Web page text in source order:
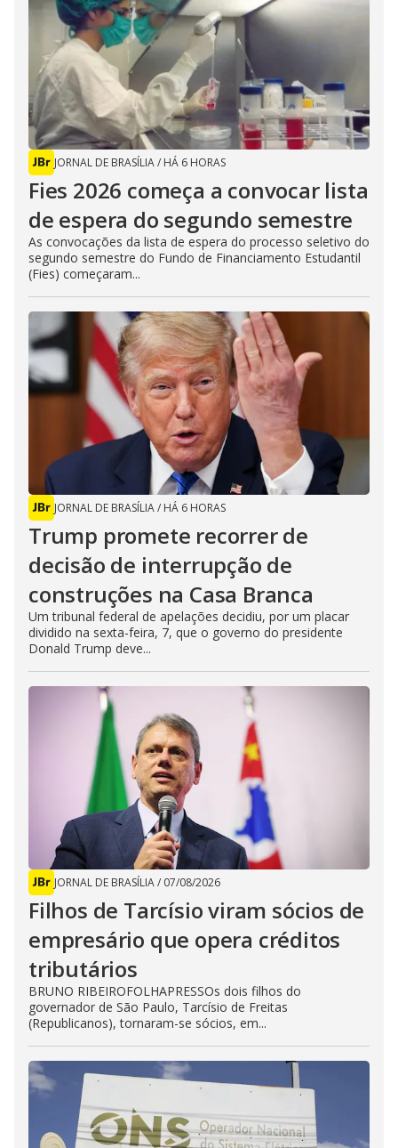
JORNAL DE BRASÍLIA/ HÁ 6 HORAS
Fies 2026 começa a convocar lista
de espera do segundo semestre
As convocações da lista de espera do processo seletivo do
segundo semestre do Fundo de Financiamento Estudantil
(Fies) começaram...
JORNAL DE BRASÍLIA/ HÁ 6 HORAS
Trump promete recorrer de
decisão de interrupção de
construções na Casa Branca
Um tribunal federal de apelações decidiu, por um placar
dividido na sexta-feira, 7, que o governo do presidente
Donald Trump deve...
JORNAL DE BRASÍLIA/ 07/08/2026
Filhos de Tarcísio viram sócios de
empresário que opera créditos
tributários
BRUNO RIBEIROFOLHAPRESSOs dois filhos do
governador de São Paulo, Tarcísio de Freitas
(Republicanos), tornaram-se sócios, em...